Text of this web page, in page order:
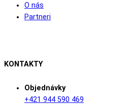
O nás
Partneri
KONTAKTY
Objednávky
+421 944 590 469